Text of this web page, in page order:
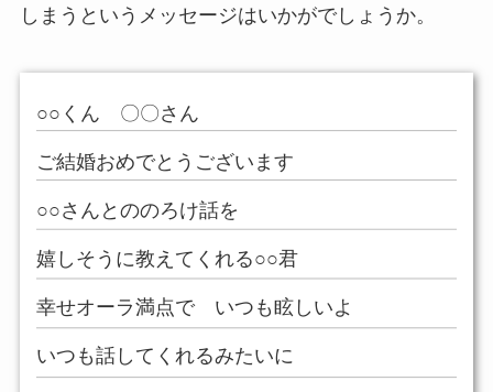
しまうというメッセージはいかがでしょうか。
○○くん 〇〇さん
ご結婚おめでとうございます
○○さんとののろけ話を
嬉しそうに教えてくれる○○君
幸せオーラ満点で いつも眩しいよ
いつも話してくれるみたいに